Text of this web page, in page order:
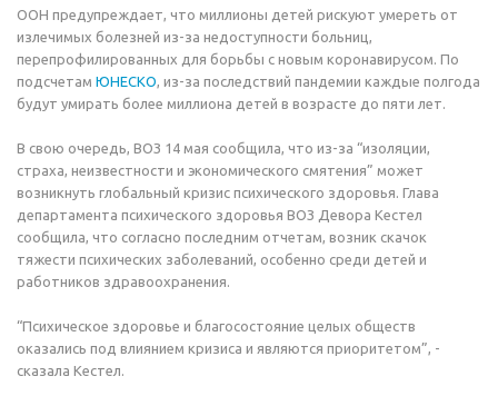
ООН предупреждает, что миллионы детей рискуют умереть от
излечимых болезней из-за недоступности больниц,
перепрофилированных для борьбы с новым коронавирусом. По
подсчетам ЮНЕСКО, из-за последствий пандемии каждые полгода
будут умирать более миллиона детей в возрасте до пяти лет.
В свою очередь, ВОЗ 14 мая сообщила, что из-за “изоляции,
страха, неизвестности и экономического смятения” может
возникнуть глобальный кризис психического здоровья. Глава
департамента психического здоровья ВОЗ Девора Кестел
сообщила, что согласно последним отчетам, возник скачок
тяжести психических заболеваний, особенно среди детей и
работников здравоохранения.
“Психическое здоровье и благосостояние целых обществ
оказались под влиянием кризиса и являются приоритетом”, -
сказала Кестел.